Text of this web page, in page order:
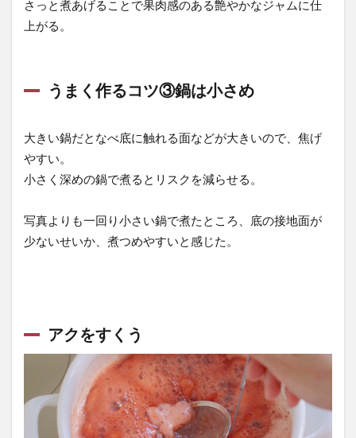
さっと煮あげることで果肉感のある艶やかなジャムに仕
上がる。
うまく作るコツ③鍋は小さめ
大きい鍋だとなべ底に触れる面などが大きいので、焦げ
やすい。
小さく深めの鍋で煮るとリスクを減らせる。
写真よりも一回り小さい鍋で煮たところ、底の接地面が
少ないせいか、煮つめやすいと感じた。
アクをすくう